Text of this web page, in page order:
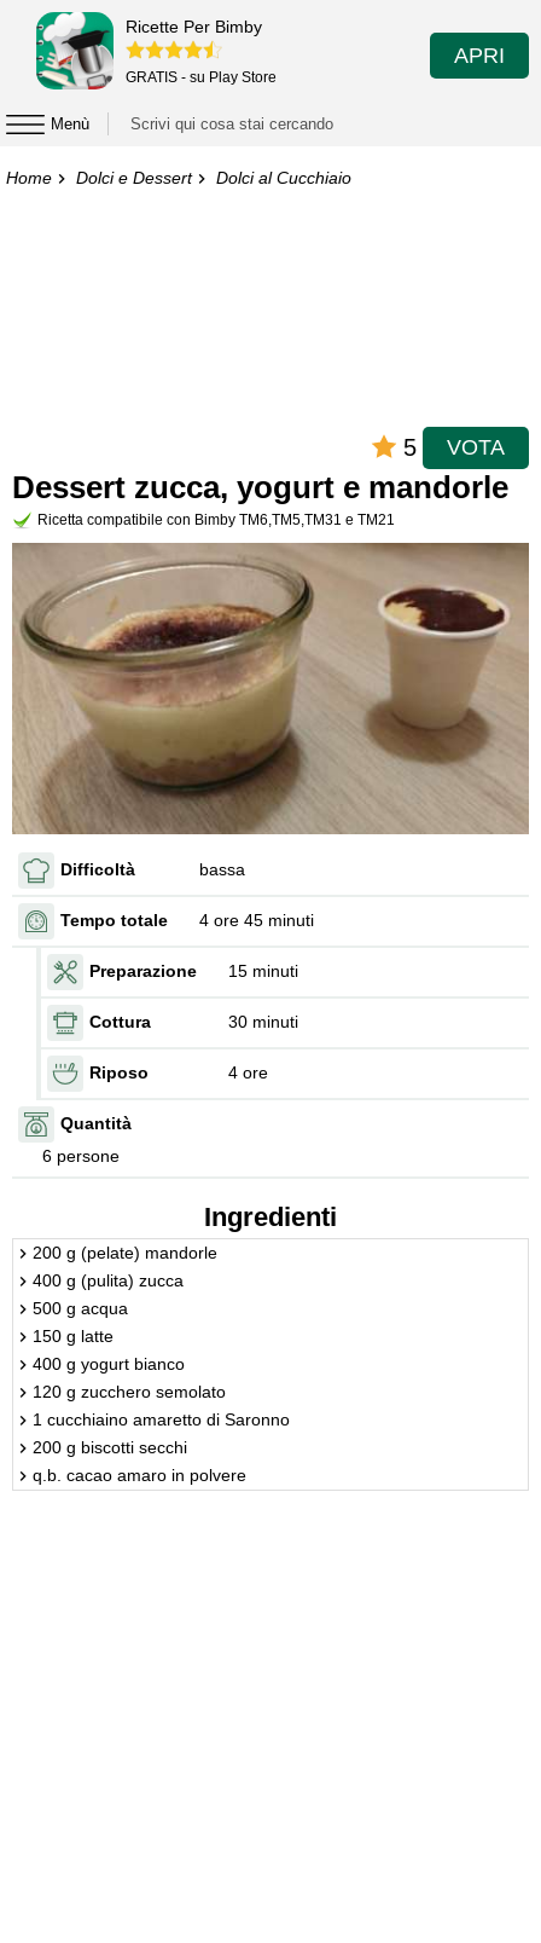
Ricette Per Bimby
GRATIS - su Play Store
APRI
Menù
Home Dolci e Dessert Dolci al Cucchiaio
5 VOTA
Dessert zucca, yogurt e mandorle
Ricetta compatibile con Bimby TM6,TM5,TM31 e TM21
Difficoltà bassa
Tempo totale 4 ore 45 minuti
Preparazione 15 minuti
Cottura 30 minuti
Riposo 4 ore
Quantità
6 persone
Ingredienti
200 g (pelate) mandorle
400 g (pulita) zucca
500 g acqua
150 g latte
400 g yogurt bianco
120 g zucchero semolato
1 cucchiaino amaretto di Saronno
200 g biscotti secchi
q.b. cacao amaro in polvere